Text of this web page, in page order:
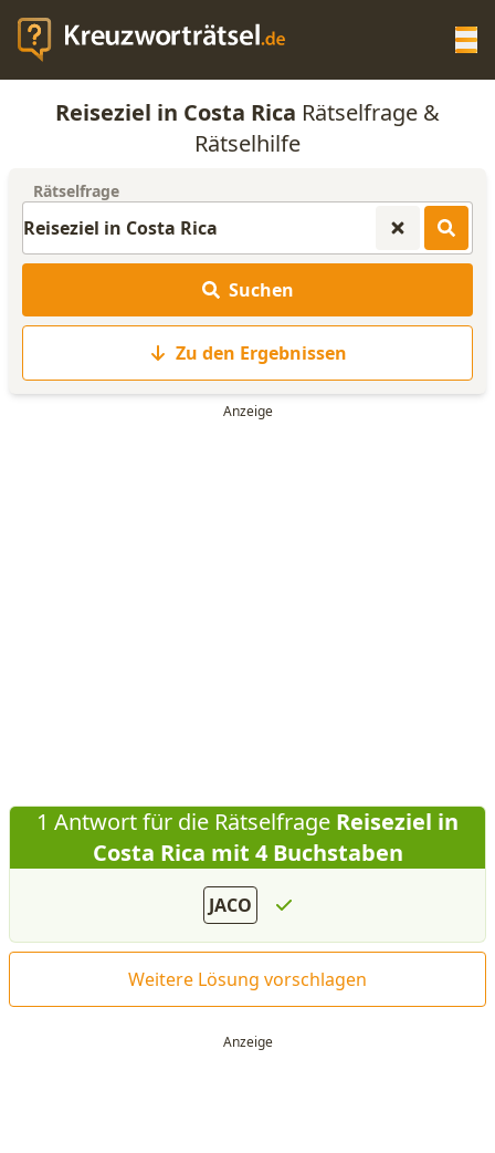
KREUZWORTRÄTSEL-HILFE
ANAGRAMM-GENERATOR
WORTLISTE
Reiseziel in Costa Rica Rätselfrage &
Rätselhilfe
Rätselfrage
Suchen
Zu den Ergebnissen
1 Antwort für die Rätselfrage Reiseziel in
Costa Rica mit 4 Buchstaben
JACO
Weitere Lösung vorschlagen